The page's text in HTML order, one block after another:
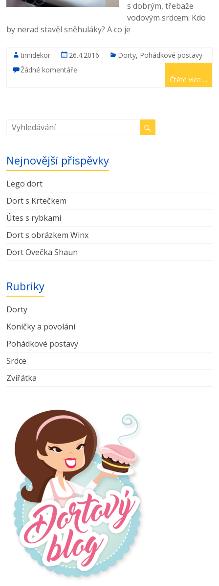
s dobrým, třebaže
vodovým srdcem. Kdo
by nerad stavěl sněhuláky? A co je
timidekor 26.4.2016 Dorty, Pohádkové postavy
Žádné komentáře
Čtěte více ...
Nejnovější příspěvky
Lego dort
Dort s Krtečkem
Útes s rybkami
Dort s obrázkem Winx
Dort Ovečka Shaun
Rubriky
Dorty
Koníčky a povolání
Pohádkové postavy
Srdce
Zvířátka